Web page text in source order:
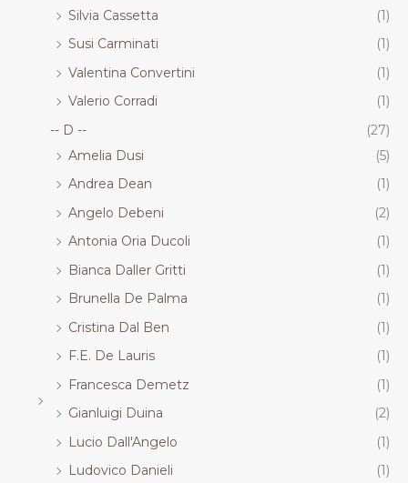
Silvia Cassetta
(1)
Susi Carminati
(1)
Valentina Convertini
(1)
Valerio Corradi
(1)
-- D --
(27)
Amelia Dusi
(5)
Andrea Dean
(1)
Angelo Debeni
(2)
Antonia Oria Ducoli
(1)
Bianca Daller Gritti
(1)
Brunella De Palma
(1)
Cristina Dal Ben
(1)
F.E. De Lauris
(1)
Francesca Demetz
(1)
Gianluigi Duina
(2)
Lucio Dall'Angelo
(1)
Ludovico Danieli
(1)